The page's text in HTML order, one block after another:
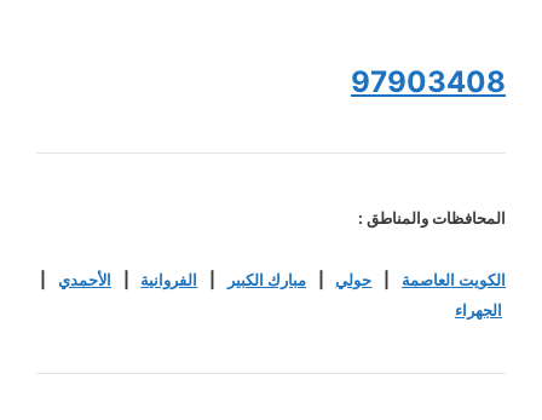
97903408
المحافظات والمناطق :
الكويت العاصمة حولي|مبارك الكبير الفروانية الأحمدي
الجهراء